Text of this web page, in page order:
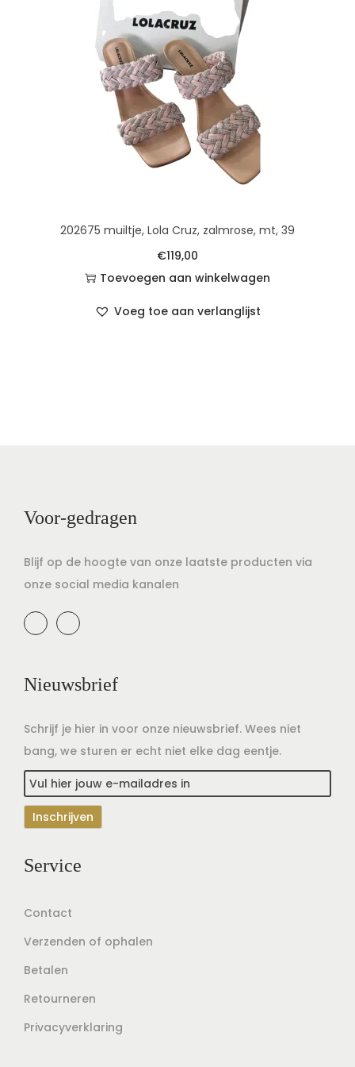
t
i
e
u
d
202675 muiltje, Lola Cruz, zalmrose, mt, 39
€119,00
Toevoegen aan winkelwagen
Voeg toe aan verlanglijst
Voor-gedragen
Blijf op de hoogte van onze laatste producten via
onze social media kanalen
Nieuwsbrief
Schrijf je hier in voor onze nieuwsbrief. Wees niet
bang, we sturen er echt niet elke dag eentje.
Service
Contact
Verzenden of ophalen
Betalen
Retourneren
Privacyverklaring